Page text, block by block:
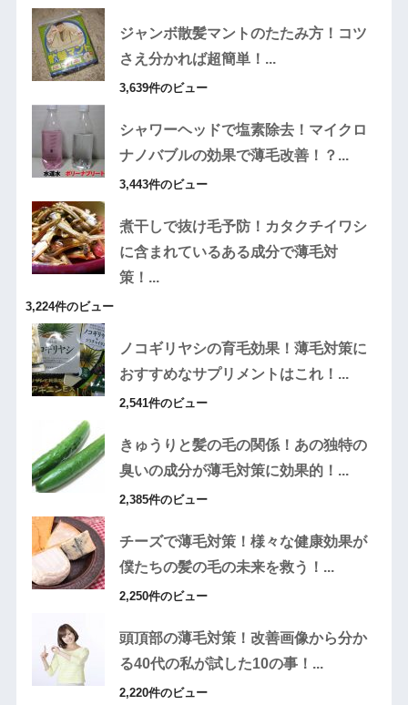
ジャンボ散髪マントのたたみ方！コツ
さえ分かれば超簡単！...
3,639件のビュー
シャワーヘッドで塩素除去！マイクロ
ナノバブルの効果で薄毛改善！？...
3,443件のビュー
煮干しで抜け毛予防！カタクチイワシ
に含まれているある成分で薄毛対
策！...
3,224件のビュー
ノコギリヤシの育毛効果！薄毛対策に
おすすめなサプリメントはこれ！...
2,541件のビュー
きゅうりと髪の毛の関係！あの独特の
臭いの成分が薄毛対策に効果的！...
2,385件のビュー
チーズで薄毛対策！様々な健康効果が
僕たちの髪の毛の未来を救う！...
2,250件のビュー
頭頂部の薄毛対策！改善画像から分か
る40代の私が試した10の事！...
2,220件のビュー